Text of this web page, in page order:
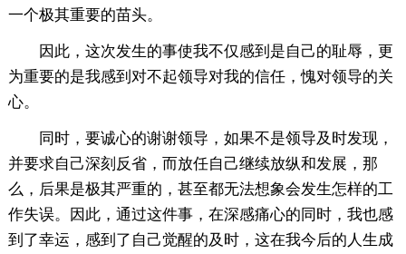
一个极其重要的苗头。
因此，这次发生的事使我不仅感到是自己的耻辱，更
为重要的是我感到对不起领导对我的信任，愧对领导的关
心。
同时，要诚心的谢谢领导，如果不是领导及时发现，
并要求自己深刻反省，而放任自己继续放纵和发展，那
么，后果是极其严重的，甚至都无法想象会发生怎样的工
作失误。因此，通过这件事，在深感痛心的同时，我也感
到了幸运，感到了自己觉醒的及时，这在我今后的人生成